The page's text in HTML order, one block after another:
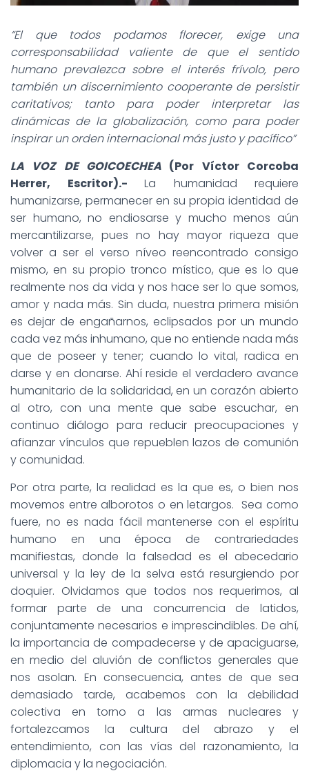
“El que todos podamos florecer, exige una
corresponsabilidad valiente de que el sentido
humano prevalezca sobre el interés frívolo, pero
también un discernimiento cooperante de persistir
caritativos; tanto para poder interpretar las
dinámicas de la globalización, como para poder
inspirar un orden internacional más justo y pacífico”
LA VOZ DE GOICOECHEA (Por Víctor Corcoba
Herrer, Escritor).- La humanidad requiere
humanizarse, permanecer en su propia identidad de
ser humano, no endiosarse y mucho menos aún
mercantilizarse, pues no hay mayor riqueza que
volver a ser el verso níveo reencontrado consigo
mismo, en su propio tronco místico, que es lo que
realmente nos da vida y nos hace ser lo que somos,
amor y nada más. Sin duda, nuestra primera misión
es dejar de engañarnos, eclipsados por un mundo
cada vez más inhumano, que no entiende nada más
que de poseer y tener; cuando lo vital, radica en
darse y en donarse. Ahí reside el verdadero avance
humanitario de la solidaridad, en un corazón abierto
al otro, con una mente que sabe escuchar, en
continuo diálogo para reducir preocupaciones y
afianzar vínculos que repueblen lazos de comunión
y comunidad.
Por otra parte, la realidad es la que es, o bien nos
movemos entre alborotos o en letargos. Sea como
fuere, no es nada fácil mantenerse con el espíritu
humano en una época de contrariedades
manifiestas, donde la falsedad es el abecedario
universal y la ley de la selva está resurgiendo por
doquier. Olvidamos que todos nos requerimos, al
formar parte de una concurrencia de latidos,
conjuntamente necesarios e imprescindibles. De ahí,
la importancia de compadecerse y de apaciguarse,
en medio del aluvión de conflictos generales que
nos asolan. En consecuencia, antes de que sea
demasiado tarde, acabemos con la debilidad
colectiva en torno a las armas nucleares y
fortalezcamos la cultura del abrazo y el
entendimiento, con las vías del razonamiento, la
diplomacia y la negociación.